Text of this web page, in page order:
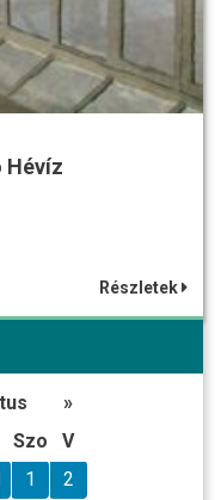
Hévíz
Részletek
»
Szo
V
1
2